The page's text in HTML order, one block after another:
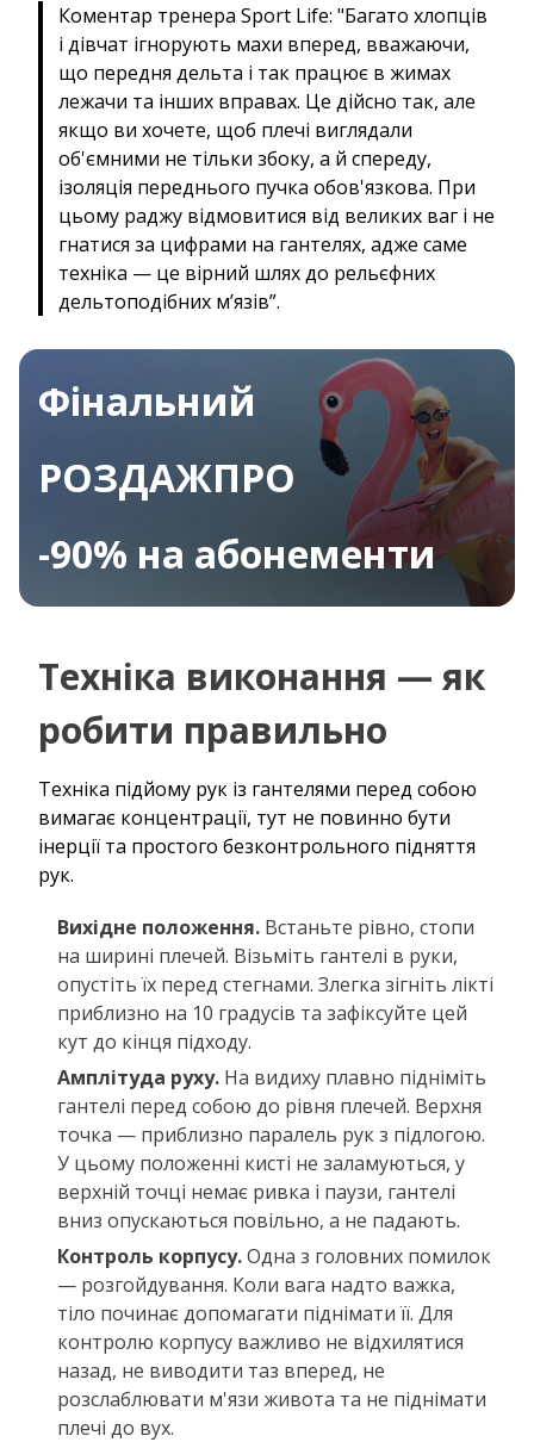
Коментар тренера Sport Life: "Багато хлопців
і дівчат ігнорують махи вперед, вважаючи,
що передня дельта і так працює в жимах
лежачи та інших вправах. Це дійсно так, але
якщо ви хочете, щоб плечі виглядали
об'ємними не тільки збоку, а й спереду,
ізоляція переднього пучка обов'язкова. При
цьому раджу відмовитися від великих ваг і не
гнатися за цифрами на гантелях, адже саме
техніка — це вірний шлях до рельєфних
дельтоподібних м’язів”.
Фінальний
РОЗДАЖПРО
-90% на абонементи
Техніка виконання — як
робити правильно
Техніка підйому рук із гантелями перед собою
вимагає концентрації, тут не повинно бути
інерції та простого безконтрольного підняття
рук.
Вихідне положення. Встаньте рівно, стопи
на ширині плечей. Візьміть гантелі в руки,
опустіть їх перед стегнами. Злегка зігніть лікті
приблизно на 10 градусів та зафіксуйте цей
кут до кінця підходу.
Амплітуда руху. На видиху плавно підніміть
гантелі перед собою до рівня плечей. Верхня
точка — приблизно паралель рук з підлогою.
У цьому положенні кисті не заламуються, у
верхній точці немає ривка і паузи, гантелі
вниз опускаються повільно, а не падають.
Контроль корпусу.Одна з головних помилок
— розгойдування. Коли вага надто важка,
тіло починає допомагати піднімати її. Для
контролю корпусу важливо не відхилятися
назад, не виводити таз вперед, не
розслаблювати м'язи живота та не піднімати
плечі до вух.